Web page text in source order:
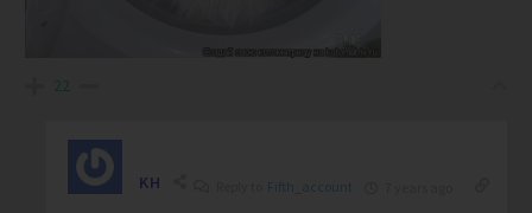
22
KH Fifth_account